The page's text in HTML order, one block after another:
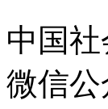
中国
微信